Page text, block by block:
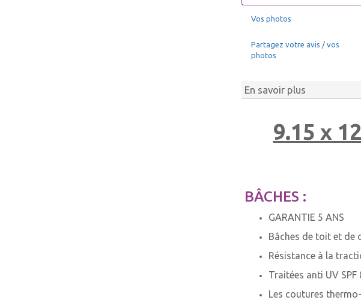
Vos photos
Partagez votre avis / vos
photos
En savoir plus
9.15 x
BÂCHES :
GARANTIE 5 ANS
Bâches de toit et de
Résistance à la
Traitées anti UV
Les coutures